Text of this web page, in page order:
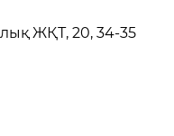
ЖҚТ, 20, 34-35